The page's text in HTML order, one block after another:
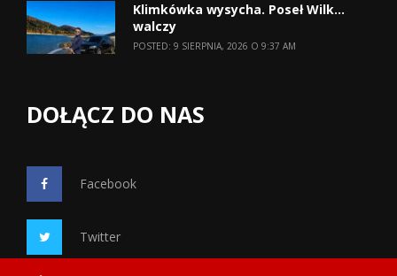
Klimkówka wysycha. Poseł Wilk…
walczy
POSTED: 9 SIERPNIA, 2026 O 9:37 AM
DOŁĄCZ DO NAS
Facebook
Twitter